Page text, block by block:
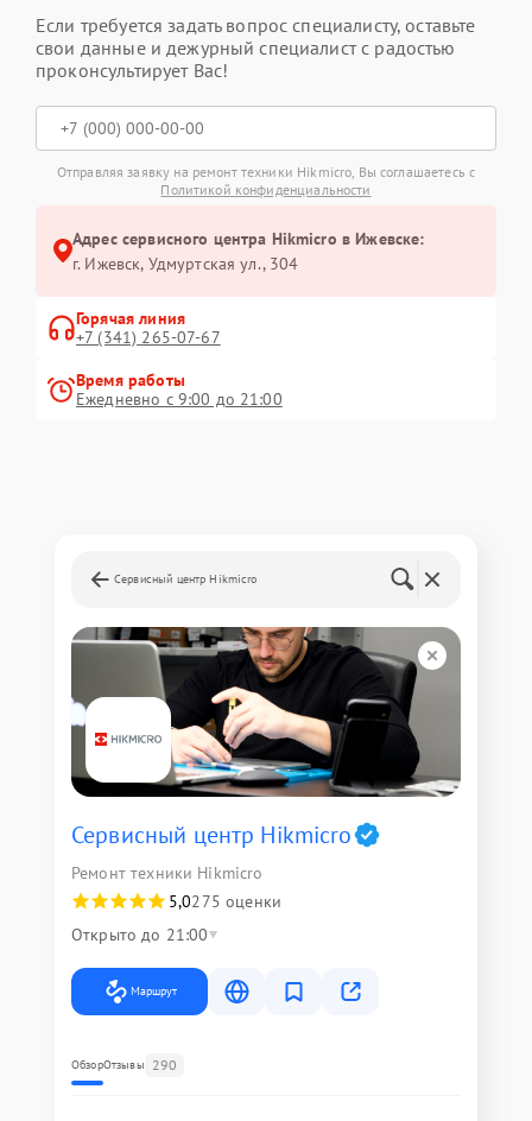
Если требуется задать вопрос специалисту, оставьте
свои данные и дежурный специалист с радостью
проконсультирует Вас!
Отправляя заявку на ремонт техники Hikmicro, Вы соглашаетесь с
Политикой конфиденциальности
Адрес сервисного центра Hikmicro в Ижевске:
г. Ижевск, Удмуртская ул., 304
Горячая линия
+7 (341) 265-07-67
Время работы
Ежедневно с 9:00 до 21:00
Сервисный центр Hikmicro
Сервисный центр Hikmicro
Ремонт техники Hikmicro
5,0275 оценки
Открыто до 21:00
Маршрут
ОбзорОтзывы 290